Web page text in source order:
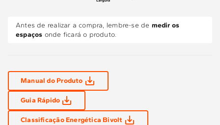
Antes de realizar a compra, lembre-se de medir os
espaços onde ficará o produto.
Manual do Produto
Guia Rápido
Classificação Energética Bivolt